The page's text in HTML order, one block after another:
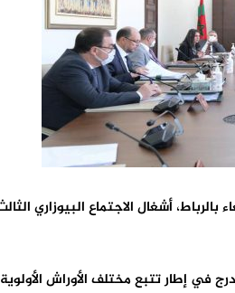
أشغال الاجتماع البيوزاري
في إطار تتبع مختلف الأوراش